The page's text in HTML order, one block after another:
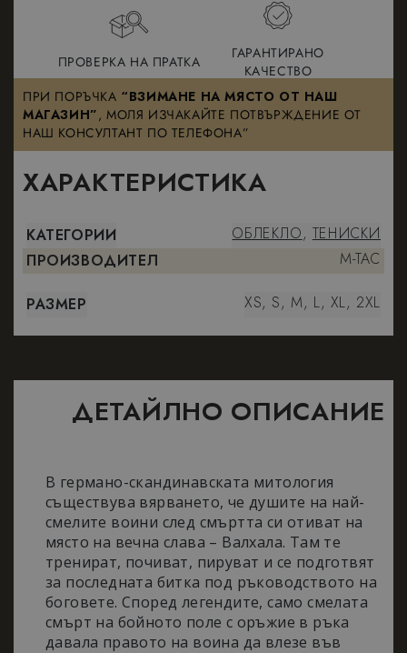
ПРОВЕРКА НА ПРАТКА
ГАРАНТИРАНО
КАЧЕСТВО
ПРИ ПОРЪЧКА “ВЗИМАНЕ НА МЯСТО ОТ НАШ
МАГАЗИН”, МОЛЯ ИЗЧАКАЙТЕ ПОТВЪРЖДЕНИЕ ОТ
НАШ КОНСУЛТАНТ ПО ТЕЛЕФОНА”
ХАРАКТЕРИСТИКА
КАТЕГОРИИ ОБЛЕКЛО, ТЕНИСКИ
ПРОИЗВОДИТЕЛ
M-TAC
РАЗМЕР XS, S, M, L, XL, 2XL
ДЕТАЙЛНО ОПИСАНИЕ
В германо-скандинавската митология
съществува вярването, че душите на най-
смелите воини след смъртта си отиват на
място на вечна слава – Валхала. Там те
тренират, почиват, пируват и се подготвят
за последната битка под ръководството на
боговете. Според легендите, само смелата
смърт на бойното поле с оръжие в ръка
давала правото на воина да влезе във